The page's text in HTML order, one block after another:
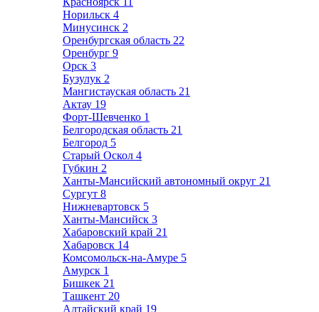
Норильск 4
Минусинск 2
Оренбургская область 22
Оренбург 9
Орск 3
Бузулук 2
Мангистауская область 21
Актау 19
Форт-Шевченко 1
Белгородская область 21
Белгород 5
Старый Оскол 4
Губкин 2
Ханты-Мансийский автономный округ 21
Сургут 8
Нижневартовск 5
Ханты-Мансийск 3
Хабаровский край 21
Хабаровск 14
Комсомольск-на-Амуре 5
Амурск 1
Бишкек 21
Ташкент 20
Алтайский край 19